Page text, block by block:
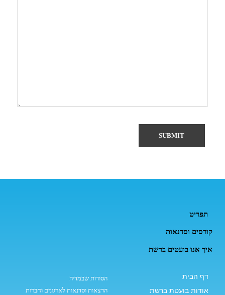
תפריט
קורסים וסדנאות
איך אנו בועטים ברשת
דף הבית
אודות בועטת ברשת
הסודות שבמדיה
הרצאות וסדנאות לארגונים וחברות